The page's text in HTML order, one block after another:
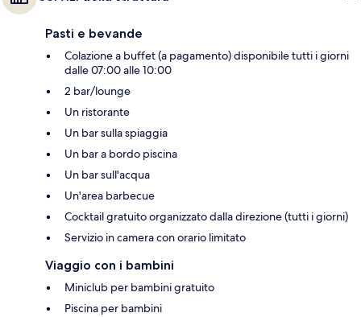
Pasti e bevande
Colazione a buffet (a pagamento) disponibile tutti i giorni
dalle 07:00 alle 10:00
2 bar/lounge
Un ristorante
Un bar sulla spiaggia
Un bar a bordo piscina
Un bar sull'acqua
Un'area barbecue
Cocktail gratuito organizzato dalla direzione (tutti i giorni)
Servizio in camera con orario limitato
Viaggio con i bambini
Miniclub per bambini gratuito
Piscina per bambini